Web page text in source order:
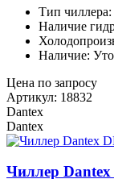
Тип
Наличие
Наличие:
Цена по запросу
Артикул: 18832
Dantex
Dantex
Чиллер